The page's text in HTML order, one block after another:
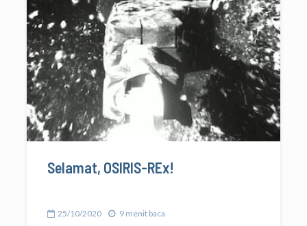
Selamat, OSIRIS-REx!
25/10/2020 9 menit baca